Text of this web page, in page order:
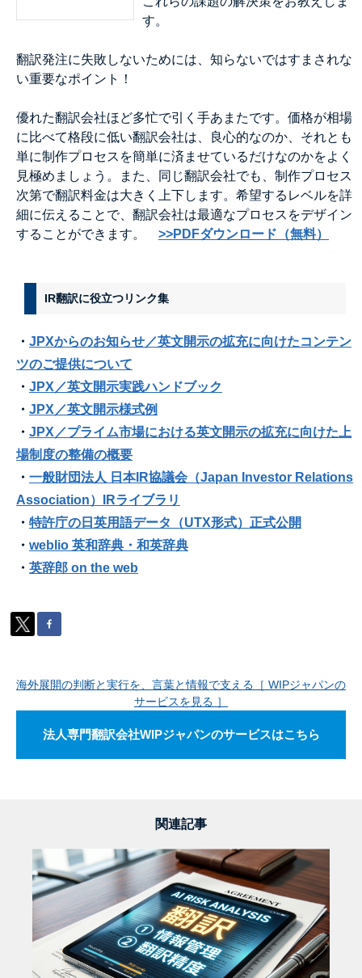
す。
翻訳発注に失敗しないためには、知らないではすまされな
い重要なポイント！
優れた翻訳会社ほど多忙で引く手あまたです。価格が相場
に比べて格段に低い翻訳会社は、良心的なのか、それとも
単に制作プロセスを簡単に済ませているだけなのかをよく
見極めましょう。また、同じ翻訳会社でも、制作プロセス
次第で翻訳料金は大きく上下します。希望するレベルを詳
細に伝えることで、翻訳会社は最適なプロセスをデザイン
することができます。 >>PDFダウンロード（無料）
IR翻訳に役立つリンク集
・ JPXからのお知らせ／英文開示の拡充に向けたコンテン
ツのご提供について
・ JPX／英文開示実践ハンドブック
・ JPX／英文開示様式例
・ JPX／プライム市場における英文開示の拡充に向けた上
場制度の整備の概要
・ 一般財団法人 日本IR協議会（Japan Investor Relations
Association）IRライブラリ
・ 特許庁の日英用語データ（UTX形式）正式公開
・ weblio 英和辞典・和英辞典
・ 英辞郎 on the web
海外展開の判断と実行を、言葉と情報で支える［ WIPジャパンの
サービスを見る ］
法人専門翻訳会社WIPジャパンのサービスはこちら
関連記事